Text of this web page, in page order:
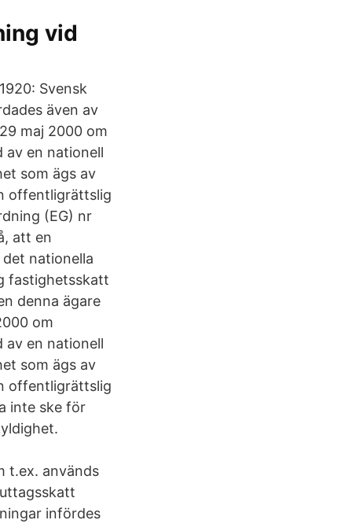
vid
Svensk
även av
maj 2000 om
av en nationell
som ägs av
offentligrättslig
(EG) nr
att en
nationella
fastighetsskatt
denna ägare
om
av en nationell
som ägs av
offentligrättslig
inte ske för
t.ex. används
infördes